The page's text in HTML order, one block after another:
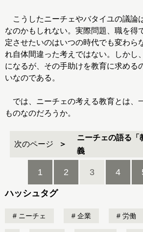
こうしたニーチェやバタイユの議論
なのかもしれない。実際問題、職を得
定させたいのはいつの時代でも変わら
れ自体間違った考えではない。しかし
になるが、その手助けを教育に求める
いなのである。
では、ニーチェの考える教育とは、
ものなのだろうか。
次のページ
ニーチェの語る「
義
1 2 3 4
ハッシュタグ
ニーチェ 企業 労働